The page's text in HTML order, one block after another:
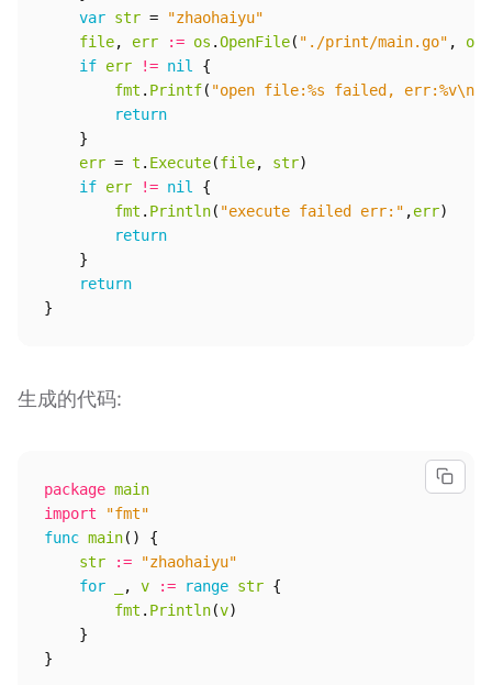
var str =
"zhaohaiyu"
file, err := os .OpenFile( "./print/main.go" , os
if err != nil
{
fmt . Printf( "open file:%s failed, err:%v\n"
return
}
err = t . Execute(file, str)
if err != nil
{
fmt . Println( "execute failed err:" ,err)
return
}
return
}
生成的代码:
package main
import
"fmt"
func main()
{
str
:=
"zhaohaiyu"
for
, v := range str {
fmt . Println(v)
}
}